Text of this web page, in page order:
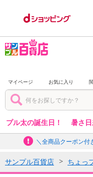
マイページ お気に入り
プル太の誕生日！ 暑さ
＼全商品クーポン付
サンプル百貨店 ちょっ